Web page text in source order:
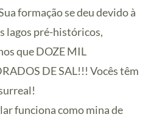
formação se deu devido à
lagos pré-históricos,
que DOZE MIL
DE SAL!!! Vocês têm
funciona como mina de